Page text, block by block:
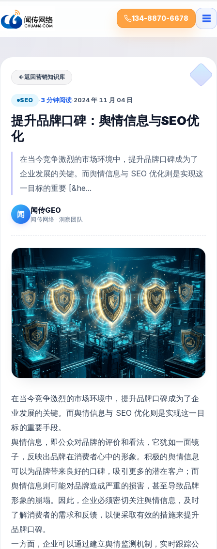
134-8870-6678 ☰
←返回营销知识库
SEO ·3 分钟阅读·2024 年 11 月 04 日
提升品牌口碑：舆情信息与SEO优
化
在当今竞争激烈的市场环境中，提升品牌口碑成为了
企业发展的关键。而舆情信息与 SEO 优化则是实现这
一目标的重要 [&he...
闻 闻传GEO
闻传网络 · 洞察团队
在当今竞争激烈的市场环境中，提升品牌口碑成为了企
业发展的关键。而舆情信息与 SEO 优化则是实现这一目
标的重要手段。
舆情信息，即公众对品牌的评价和看法，它犹如一面镜
子，反映出品牌在消费者心中的形象。积极的舆情信息
可以为品牌带来良好的口碑，吸引更多的潜在客户；而
舆情信息则可能对品牌造成严重的损害，甚至导致品牌
形象的崩塌。因此，企业必须密切关注舆情信息，及时
了解消费者的需求和反馈，以便采取有效的措施来提升
品牌口碑。
一方面，企业可以通过建立舆情监测机制，实时跟踪公